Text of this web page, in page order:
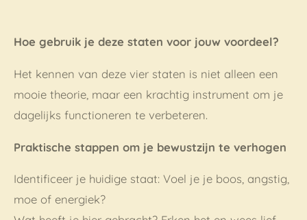
Hoe gebruik je deze staten voor jouw voordeel?
Het kennen van deze vier staten is niet alleen een
mooie theorie, maar een krachtig instrument om je
dagelijks functioneren te verbeteren.
Praktische stappen om je bewustzijn te verhogen
Identificeer je huidige staat: Voel je je boos, angstig,
moe of energiek?